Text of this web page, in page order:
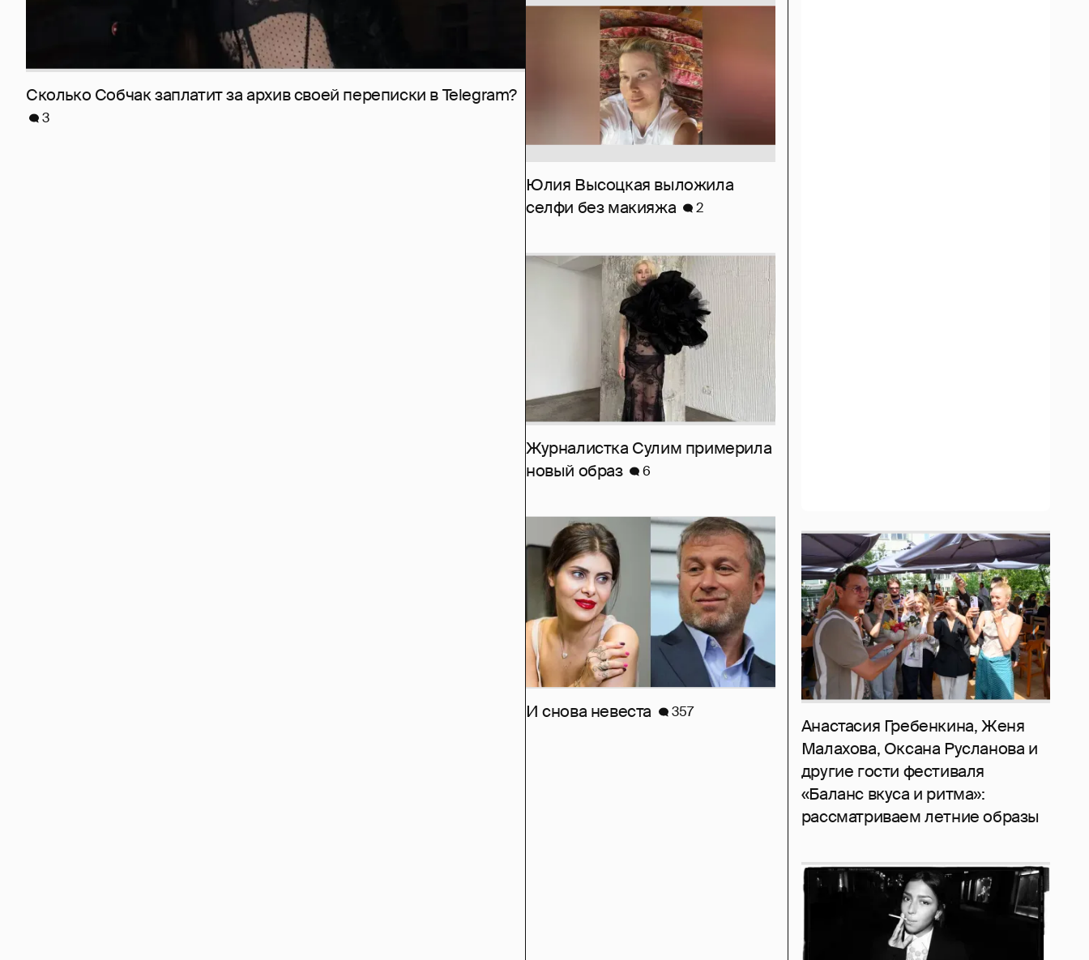
Сколько Собчак заплатит за архив своей перeписки в Telegram?
3
Юлия Высоцкая выложила
селфи без макияжа
2
Журналистка Сулим примерила
новый образ
6
Анастасия Гребенкина, Женя
Малахова, Оксана Русланова и
другие гости фестиваля
«Баланс вкуса и ритма»:
рассматриваем летние образы
И снова невеста 357